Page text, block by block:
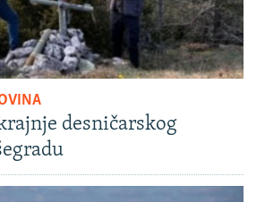
desničarskog